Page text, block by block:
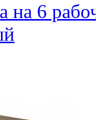
на 6